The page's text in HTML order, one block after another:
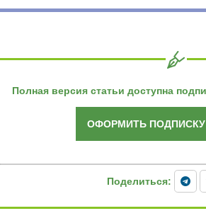
Полная версия статьи доступна
ОФОРМИТЬ ПОДПИСКУ
Поделиться: